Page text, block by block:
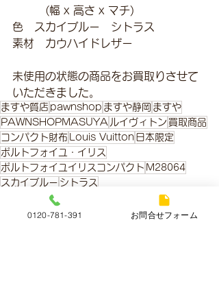
(幅 x 高さ x マチ)
色　スカイブルー　シトラス
素材　カウハイドレザー
未使用の状態の商品をお買取りさせて
いただきました。
ますや質店 pawnshop ますや静岡 ますや
PAWNSHOPMASUYA ルイヴィトン 買取商品
コンパクト財布
Louis Vuitton 日本限定
ポルトフォイユ・イリス
ポルトフォイユイリスコンパクト M28064
スカイブルー シトラス
0120-781-391 お問合せフォーム